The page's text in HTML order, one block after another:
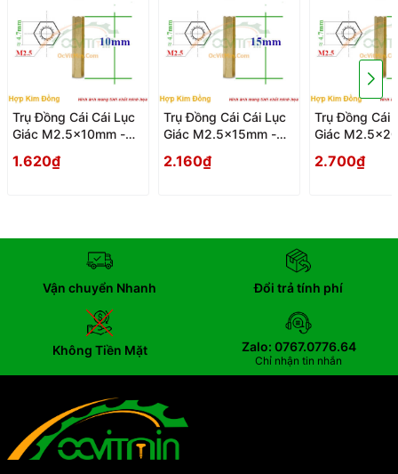
Trụ Đồng Cái Cái Lục
Giác M2.5x10mm -
Giac
1.620₫
Trụ Đồng Cái Cái Lục
Giác M2.5x15mm -
Giac
2.160₫
Trụ Đồng Cái
Giác
Giac
2.700₫
Vận chuyển Nhanh Đổi trả tính phí
Không Tiền Mặt Zalo: 0767.0776.64
Chỉ nhận tin nhắn